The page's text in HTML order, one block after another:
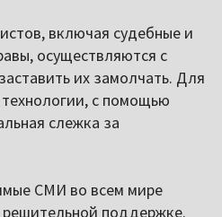
включая судебные и
осуществляются с
их замолчать. Для
с помощью
слежка за
СМИ во всем мире
поддержке.